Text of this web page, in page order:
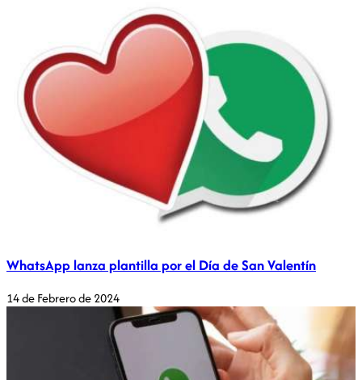
WhatsApp lanza plantilla por el Día de San Valentín
14 de Febrero de 2024